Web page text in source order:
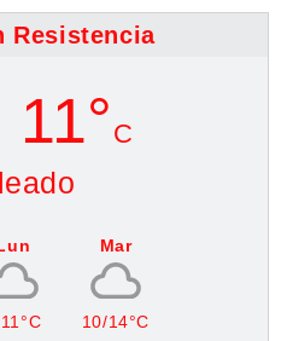
Resistencia
11° C
Mar
10/14°C